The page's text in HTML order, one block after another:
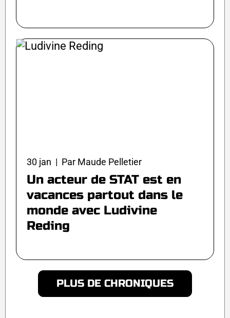
30 jan | Par Maude Pelletier
Un acteur de STAT est en
vacances partout dans le
monde avec Ludivine
Reding
PLUS DE CHRONIQUES